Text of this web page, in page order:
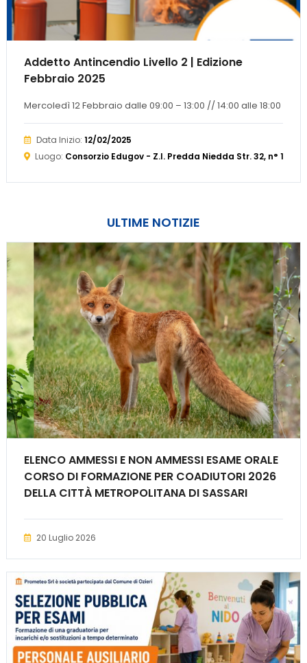
Addetto Antincendio Livello 2 | Edizione
Febbraio 2025
Mercoledì 12 Febbraio dalle 09:00 – 13:00 // 14:00 alle 18:00
Data Inizio: 12/02/2025
Luogo: Consorzio Edugov - Z.I. Predda Niedda Str. 32, n° 19
ULTIME NOTIZIE
ELENCO AMMESSI E NON AMMESSI ESAME ORALE
CORSO DI FORMAZIONE PER COADIUTORI 2026
DELLA CITTÀ METROPOLITANA DI SASSARI
20 Luglio 2026